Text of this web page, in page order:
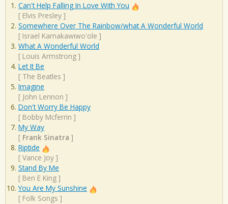
Can't Help Falling In Love With You
[ Elvis Presley ]
Somewhere Over The Rainbow/what A Wonderful World
[ Israel Kamakawiwo'ole ]
What A Wonderful World
[ Louis Armstrong ]
Let It Be
[ The Beatles ]
Imagine
[ John Lennon ]
Don't Worry Be Happy
[ Bobby Mcferrin ]
My Way
[ Frank Sinatra ]
Riptide
[ Vance Joy ]
Stand By Me
[ Ben E King ]
You Are My Sunshine
[ Folk Songs ]